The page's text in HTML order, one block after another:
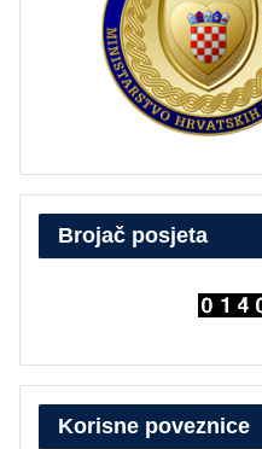
Brojač posjeta
Korisne poveznice